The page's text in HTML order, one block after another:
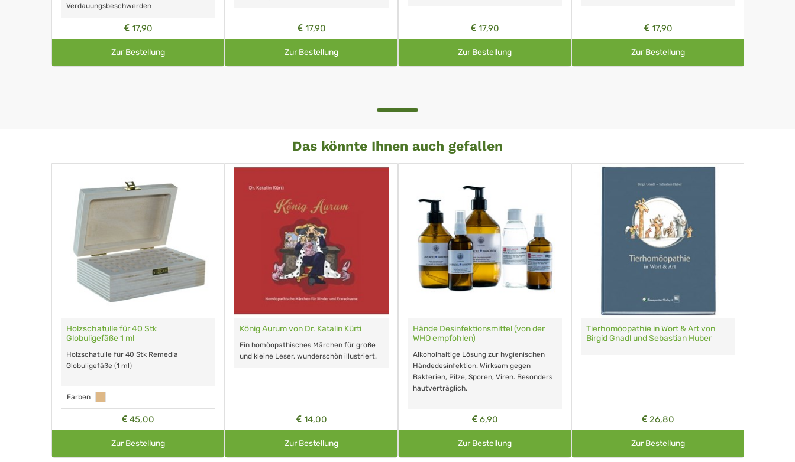
Verdauungsbeschwerden
17,90
Zur Bestellung
17,90
Zur Bestellung
17,90
Zur Bestellung
17,90
Zur Bestellung
Das könnte Ihnen auch gefallen
Holzschatulle für 40 Stk
Globuligefäße 1 ml
Holzschatulle für 40 Stk Remedia
Globuligefäße (1 ml)
Farben
45,00
Zur Bestellung
König Aurum von Dr. Katalin Kürti
Ein homöopathisches Märchen für große
und kleine Leser, wunderschön illustriert.
14,00
Zur Bestellung
Hände Desinfektionsmittel (von der
WHO empfohlen)
Alkoholhaltige Lösung zur hygienischen
Händedesinfektion. Wirksam gegen
Bakterien, Pilze, Sporen, Viren. Besonders
hautverträglich.
6,90
Zur Bestellung
Tierhomöopathie in Wort & Art von
Birgid Gnadl und Sebastian Huber
26,80
Zur Bestellung